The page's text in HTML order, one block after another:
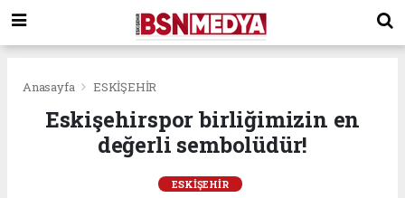
Anasayfa ESKİŞEHİR
Eskişehirspor birliğimizin en
değerli sembolüdür!
ESKİŞEHİR